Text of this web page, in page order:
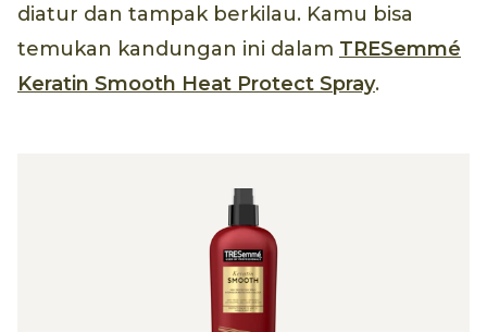
diatur dan tampak berkilau. Kamu bisa
temukan kandungan ini dalam TRESemmé
Keratin Smooth Heat Protect Spray.